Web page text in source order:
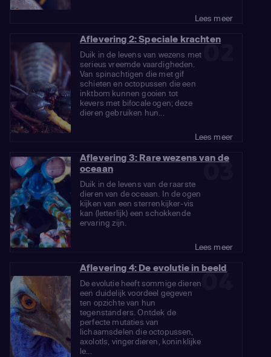
Lees meer
02
Aflevering 2: Speciale krachten
Duik in de levens van wezens met
serieus vreemde vaardigheden.
Van spinachtigen die met gif
schieten en octopussen die een
inktbom kunnen gooien tot
kevers met bifocale ogen; deze
dieren gebruiken hun...
Lees meer
03
Aflevering 3: Rare wezens van de
oceaan
Duik in de levens van de raarste
dieren van de oceaan. In de ogen
kijken van een sterrenkijker-vis
kan (letterlijk) een schokkende
ervaring zijn.
Lees meer
04
Aflevering 4: De evolutie in beeld
De evolutie heeft sommige dieren
een duidelijk voordeel gegeven
ten opzichte van hun
tegenstanders. Ontdek de
perfecte mutaties van
lichaamsdelen die octopussen,
axolotls, vingerdieren, koninklijke
le...